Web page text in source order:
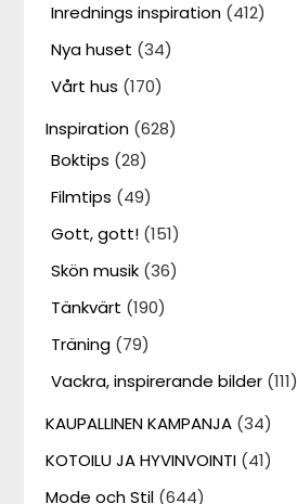
Inrednings inspiration (412)
Nya huset (34)
Vårt hus (170)
Inspiration (628)
Boktips (28)
Filmtips (49)
Gott, gott! (151)
Skön musik (36)
Tänkvärt (190)
Träning (79)
Vackra, inspirerande bilder (111)
KAUPALLINEN KAMPANJA (34)
KOTOILU JA HYVINVOINTI (41)
Mode och Stil (644)